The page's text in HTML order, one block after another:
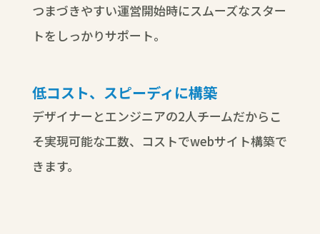
つまづきやすい運営開始時にスムーズなスター
トをしっかりサポート。
低コスト、スピーディに構築
デザイナーとエンジニアの2人チームだからこ
そ実現可能な工数、コストでwebサイト構築で
きます。